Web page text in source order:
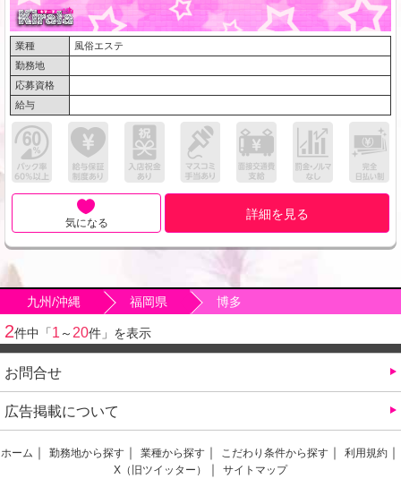
業種
風俗エステ
勤務地
応募資格
給与
気になる
詳細を見る
九州/沖縄 福岡県 博多
2件中「1 ～ 20件」を表示
お問合せ
広告掲載について
ホーム 勤務地から探す 業種から探す こだわり条件から探す
利用規約
X（旧ツイッター）
サイトマップ